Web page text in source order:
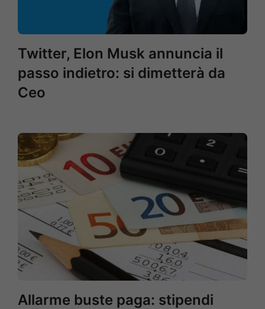
Twitter, Elon Musk annuncia il
passo indietro: si dimetterà da
Ceo
Allarme buste paga: stipendi